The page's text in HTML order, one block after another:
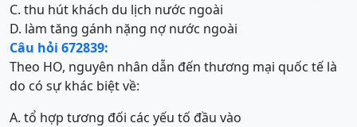
C. thu hút khách du lịch nước ngoài
D. làm tăng gánh nặng nợ nước ngoài
Câu hỏi 672839:
Theo HO, nguyên nhân dẫn đến thương mại quốc tế là
do có sự khác biệt về:
A. tổ hợp tương đối các yếu tố đầu vào